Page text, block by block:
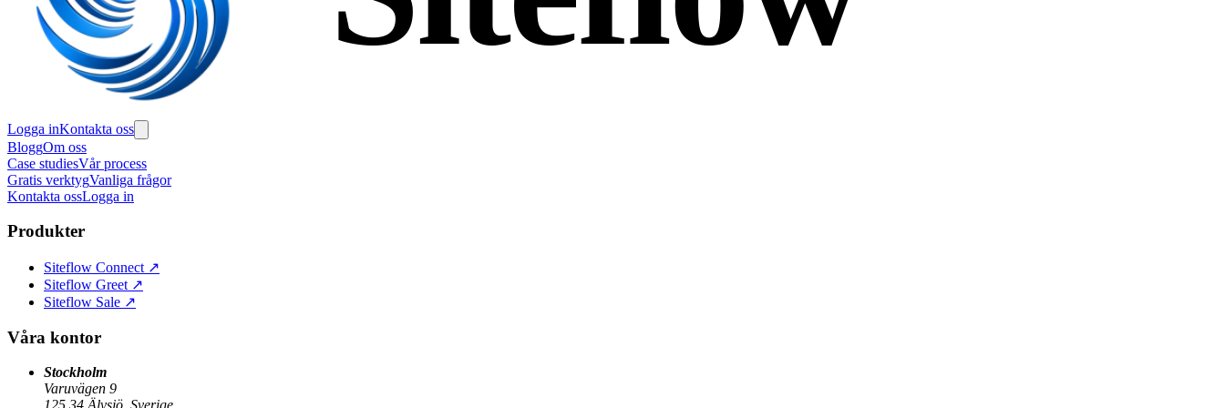
Logga inKontakta oss
BloggOm oss
Case studiesVår process
Gratis verktygVanliga frågor
Kontakta ossLogga in
Produkter
Siteflow Connect ↗
Siteflow Greet ↗
Siteflow Sale ↗
Våra kontor
Stockholm
Varuvägen 9